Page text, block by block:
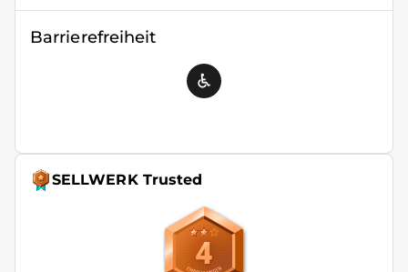
Barrierefreiheit
SELLWERK Trusted
4